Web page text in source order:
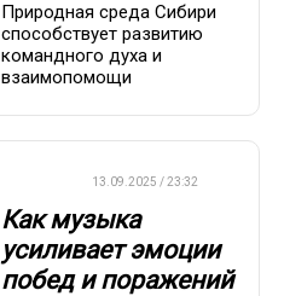
Природная среда Сибири
способствует развитию
командного духа и
взаимопомощи
13.09.2025 / 23:32
Как музыка
усиливает эмоции
побед и поражений